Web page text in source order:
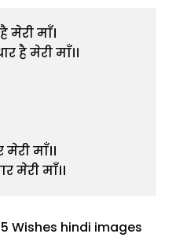
माँ।
मेरी माँ।।
माँ।।
मेरी माँ।।